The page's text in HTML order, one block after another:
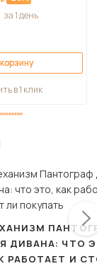
за 1 день
в 1 клик
ДИВАНА: ЧТО
РАБОТАЕТ И